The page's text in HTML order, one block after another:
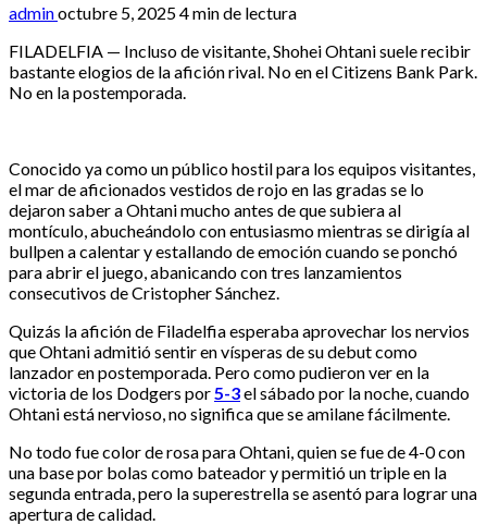
adminoctubre 5, 20254 min de lectura
FILADELFIA — Incluso de visitante, Shohei Ohtani suele recibir
bastante elogios de la afición rival. No en el Citizens Bank Park.
No en la postemporada.
Conocido ya como un público hostil para los equipos visitantes,
el mar de aficionados vestidos de rojo en las gradas se lo
dejaron saber a Ohtani mucho antes de que subiera al
montículo, abucheándolo con entusiasmo mientras se dirigía al
bullpen a calentar y estallando de emoción cuando se ponchó
para abrir el juego, abanicando con tres lanzamientos
consecutivos de Cristopher Sánchez.
Quizás la afición de Filadelfia esperaba aprovechar los nervios
que Ohtani admitió sentir en vísperas de su debut como
lanzador en postemporada. Pero como pudieron ver en la
victoria de los Dodgers por 5-3el sábado por la noche, cuando
Ohtani está nervioso, no significa que se amilane fácilmente.
No todo fue color de rosa para Ohtani, quien se fue de 4-0 con
una base por bolas como bateador y permitió un triple en la
segunda entrada, pero la superestrella se asentó para lograr una
apertura de calidad.